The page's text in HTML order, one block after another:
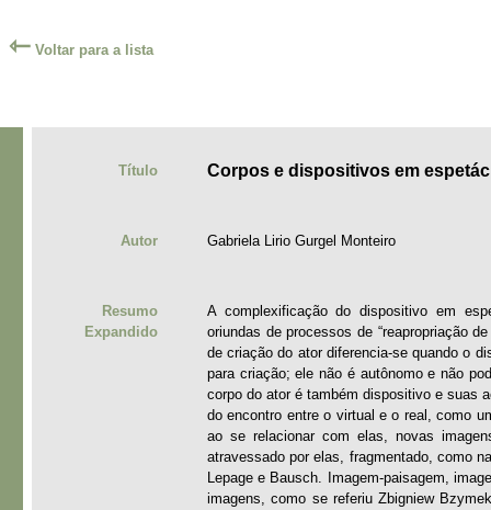
⇽ Voltar para a lista
Título Corpos e dispositivos em
Autor Gabriela Lirio Gurgel Monteiro
Resumo
Expandido
A complexificação do dispositivo em
oriundas de processos de “reapropriação
de criação do ator diferencia-se quando o
para criação; ele não é autônomo e não
corpo do ator é também dispositivo e suas
do encontro entre o virtual e o real, como
ao se relacionar com elas, novas
atravessado por elas, fragmentado, como
Lepage e Bausch. Imagem-paisagem,
imagens, como se referiu Zbigniew